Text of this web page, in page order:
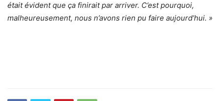
était évident que ça finirait par arriver. C’est pourquoi,
malheureusement, nous n’avons rien pu faire aujourd’hui. »